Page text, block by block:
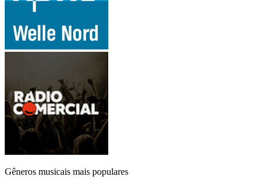
Gêneros musicais mais populares